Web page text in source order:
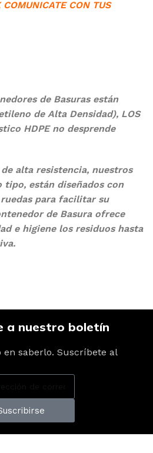
CON TUS
de Basuras están
de Alta Densidad), LOS
HDPE no desprende
alta resistencia, nuestros
tipo, están diseñados con
ruedas para facilitar su
de Basura ofrece
e higiene los residuos hasta
a nuestro boletín
en saberlo. Suscríbete al